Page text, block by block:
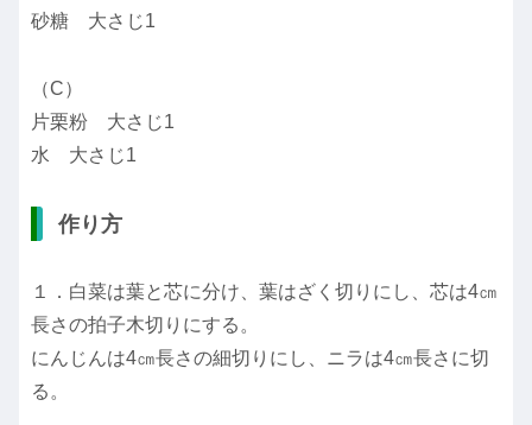
砂糖 大さじ1
（C）
片栗粉 大さじ1
水 大さじ1
作り方
１．白菜は葉と芯に分け、葉はざく切りにし、芯は4㎝
長さの拍子木切りにする。
にんじんは4㎝長さの細切りにし、ニラは4㎝長さに切
る。